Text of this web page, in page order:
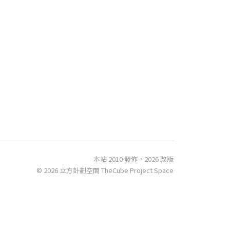
本站 2010 發佈，2026 改版
© 2026 立方計劃空間 TheCube Project Space